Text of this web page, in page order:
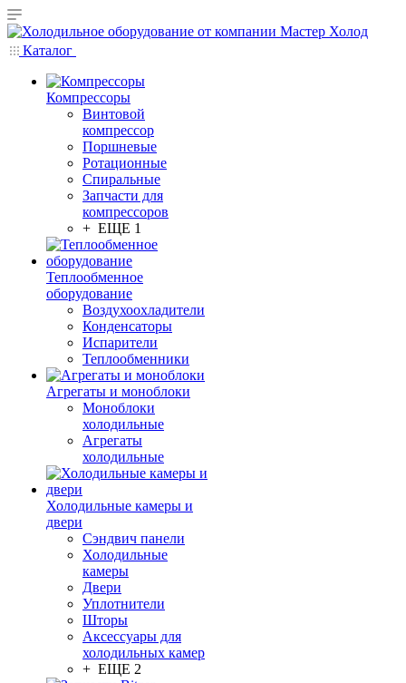
Каталог
Компрессоры
Винтовой
компрессор
Поршневые
Ротационные
Спиральные
Запчасти для
компрессоров
+ ЕЩЕ 1
Теплообменное
оборудование
Воздухоохладители
Конденсаторы
Испарители
Теплообменники
Агрегаты и моноблоки
Моноблоки
холодильные
Агрегаты
холодильные
Холодильные камеры и
двери
Сэндвич панели
Холодильные
камеры
Двери
Уплотнители
Шторы
Аксессуары для
холодильных камер
+ ЕЩЕ 2